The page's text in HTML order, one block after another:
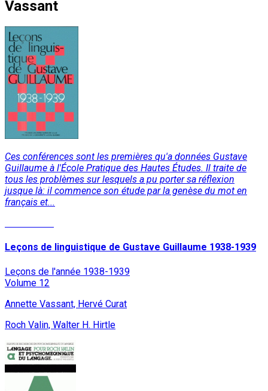
Vassant
Ces conférences sont les premières qu'a données Gustave
Guillaume à l'École Pratique des Hautes Études. Il traite de
tous les problèmes sur lesquels a pu porter sa réflexion
jusque là: il commence son étude par la genèse du mot en
français et...
Leçons de linguistique de Gustave Guillaume 1938-1939
Leçons de l'année 1938-1939
Volume 12
Annette Vassant, Hervé Curat
Roch Valin, Walter H. Hirtle